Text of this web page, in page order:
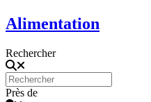
Alimentation
Rechercher
Près de